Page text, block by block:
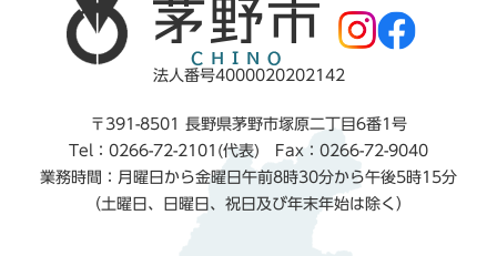
法人番号4000020202142
〒391-8501 長野県茅野市塚原二丁目6番1号
Tel：0266-72-2101(代表) Fax：0266-72-9040
業務時間：月曜日から金曜日午前8時30分から午後5時15分
（土曜日、日曜日、祝日及び年末年始は除く）